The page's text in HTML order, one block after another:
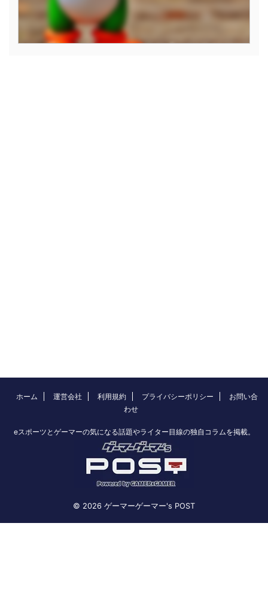
ホーム 運営会社 利用規約 プライバシーポリシー
お問い合
わせ
eスポーツとゲーマーの気になる話題やライター目線の独自コラムを掲載。
© 2026 ゲーマーゲーマー's POST